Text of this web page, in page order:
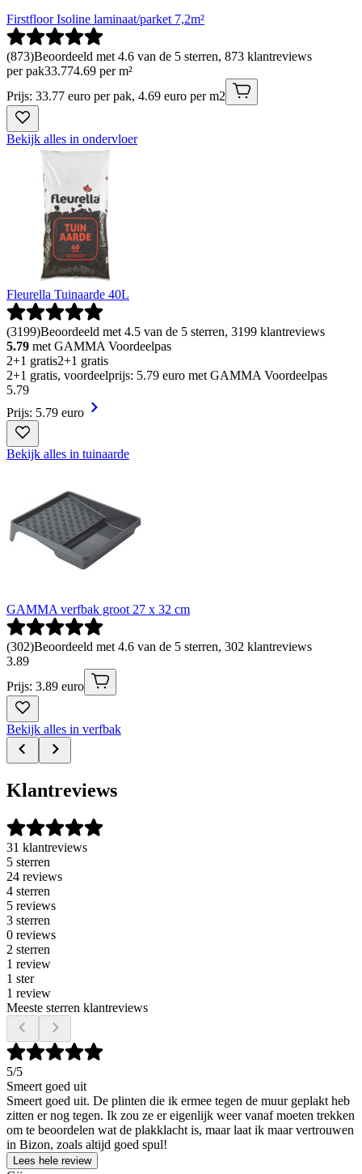
Firstfloor Isoline laminaat/parket 7,2m²
(873)Beoordeeld met 4.6 van de 5 sterren, 873 klantreviews
per pak33.774.69 per m²
Prijs: 33.77 euro per pak, 4.69 euro per m2
Bekijk alles in ondervloer
Fleurella Tuinaarde 40L
(3199)Beoordeeld met 4.5 van de 5 sterren, 3199 klantreviews
5.79 met GAMMA Voordeelpas
2+1 gratis2+1 gratis
2+1 gratis, voordeelprijs: 5.79 euro met GAMMA Voordeelpas
5.79
Prijs: 5.79 euro
Bekijk alles in tuinaarde
GAMMA verfbak groot 27 x 32 cm
(302)Beoordeeld met 4.6 van de 5 sterren, 302 klantreviews
3.89
Prijs: 3.89 euro
Bekijk alles in verfbak
Klantreviews
31 klantreviews
5 sterren
24 reviews
4 sterren
5 reviews
3 sterren
0 reviews
2 sterren
1 review
1 ster
1 review
Meeste sterren klantreviews
5/5
Smeert goed uit
Smeert goed uit. De plinten die ik ermee tegen de muur geplakt heb
zitten er nog tegen. Ik zou ze er eigenlijk weer vanaf moeten trekken
om te beoordelen wat de plakklacht is, maar laat ik maar vertrouwen
in Bizon, zoals altijd goed spul!
Lees hele review